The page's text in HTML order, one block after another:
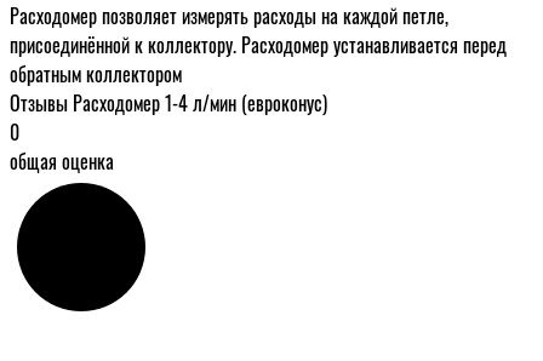
Расходомер позволяет измерять расходы на каждой петле,
присоединённой к коллектору. Расходомер устанавливается перед
обратным коллектором
Отзывы Расходомер 1-4 л/мин (евроконус)
0
общая оценка